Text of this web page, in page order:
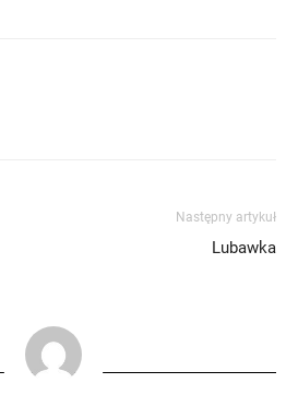
Następny artykuł
Lubawka